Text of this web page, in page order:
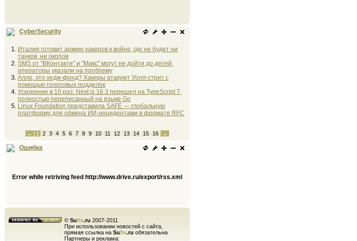
CyberSecurity
Италия готовит армию хакеров к войне, где не будет ни
танков, ни окопов
SMS от "ВКонтакте" и "Макс" могут не дойти до детей:
операторы указали на проблему
Алло, это хедж-фонд? Хакеры атакуют Уолл-стрит с
помощью голосовых подделок
Ускорение в 10 раз: Next.js 16.3 перешел на TypeScript 7,
полностью переписанный на языке Go
Linux Foundation представила SAFE — глобальную
платформу для обмена ИИ-инцидентами в формате RFC
← 1 2 3 4 5 6 7 8 9 10 11 12 13 14 15 16 →
Ошибка
Error while retriving feed http://www.drive.ru/export/rss.xml
© Sufix.ru 2007-2011
При использовании новостей с сайта,
прямая ссылка на Sufix.ru обязательна
Партнеры и реклама: